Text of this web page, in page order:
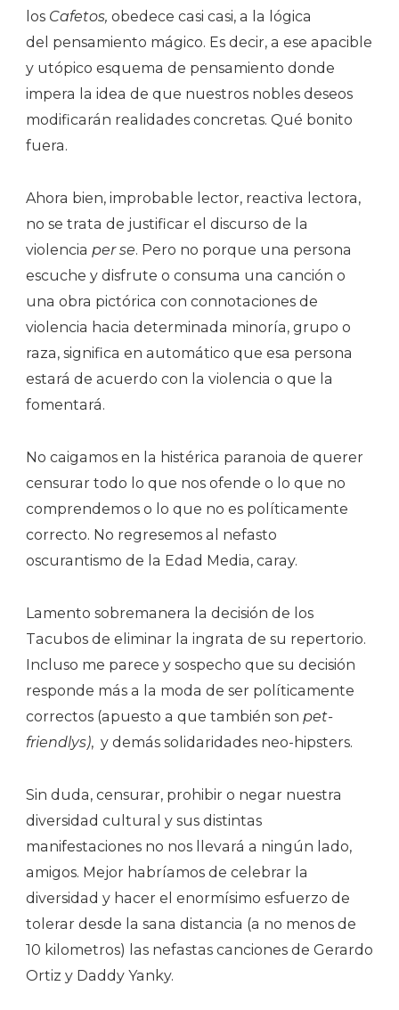
los Cafetos, obedece casi casi, a la lógica
del pensamiento mágico. Es decir, a ese apacible
y utópico esquema de pensamiento donde
impera la idea de que nuestros nobles deseos
modificarán realidades concretas. Qué bonito
fuera.
Ahora bien, improbable lector, reactiva lectora,
no se trata de justificar el discurso de la
violencia per se. Pero no porque una persona
escuche y disfrute o consuma una canción o
una obra pictórica con connotaciones de
violencia hacia determinada minoría, grupo o
raza, significa en automático que esa persona
estará de acuerdo con la violencia o que la
fomentará.
No caigamos en la histérica paranoia de querer
censurar todo lo que nos ofende o lo que no
comprendemos o lo que no es políticamente
correcto. No regresemos al nefasto
oscurantismo de la Edad Media, caray.
Lamento sobremanera la decisión de los
Tacubos de eliminar la ingrata de su repertorio.
Incluso me parece y sospecho que su decisión
responde más a la moda de ser políticamente
correctos (apuesto a que también son pet-
friendlys), y demás solidaridades neo-hipsters.
Sin duda, censurar, prohibir o negar nuestra
diversidad cultural y sus distintas
manifestaciones no nos llevará a ningún lado,
amigos. Mejor habríamos de celebrar la
diversidad y hacer el enormísimo esfuerzo de
tolerar desde la sana distancia (a no menos de
10 kilometros) las nefastas canciones de Gerardo
Ortiz y Daddy Yanky.